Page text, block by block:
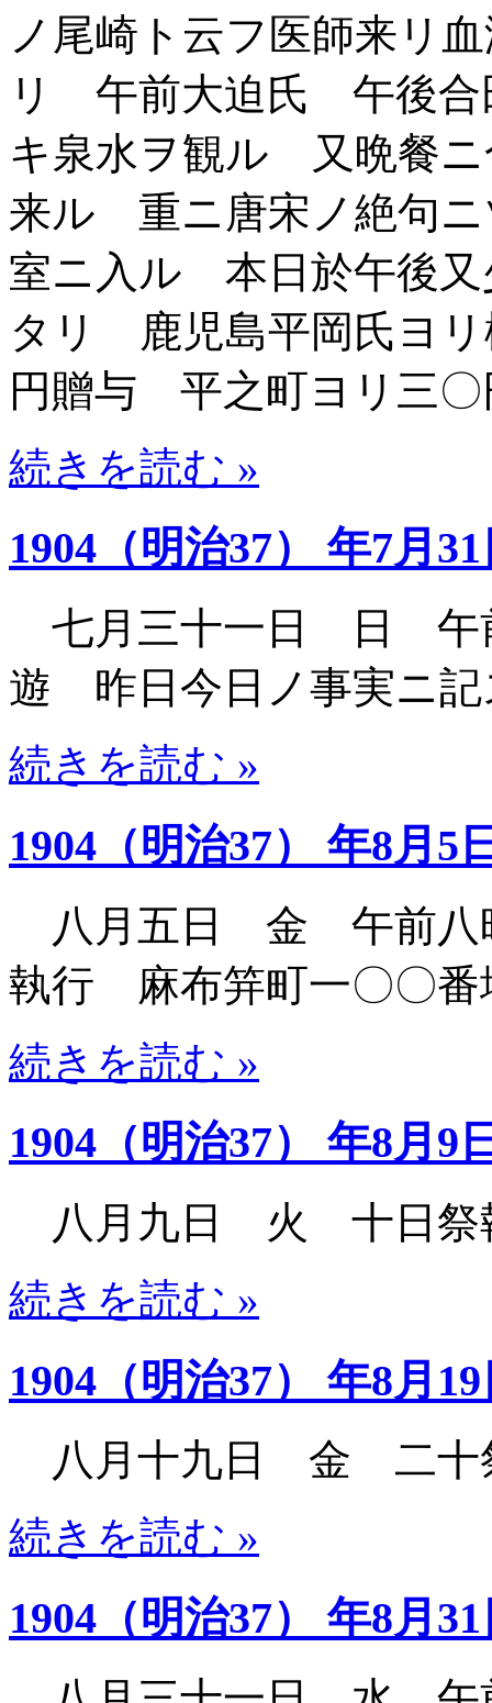
ノ尾崎ト云フ医師来リ
リ 午前大迫氏 午後合
キ泉水ヲ観ル 又晩餐
来ル 重ニ唐宋ノ絶句
室ニ入ル 本日於午後又
タリ 鹿児島平岡氏ヨリ
円贈与 平之町ヨリ三〇
続きを読む »
1904（明治37） 年7月
七月三十一日 日 午
遊 昨日今日ノ事実ニ記
続きを読む »
1904（明治37） 年8月5
八月五日 金 午前八
執行 麻布笄町一〇〇番
続きを読む »
1904（明治37） 年8月9
八月九日 火 十日祭
続きを読む »
1904（明治37） 年8月
八月十九日 金 二十
続きを読む »
1904（明治37） 年8月